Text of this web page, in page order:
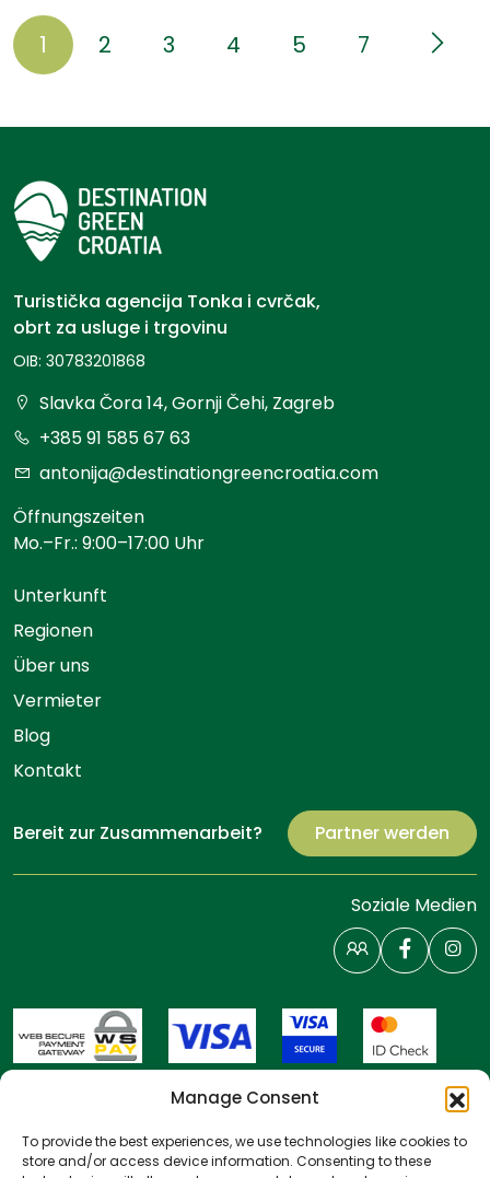
Manage Consent
To provide the best experiences, we use technologies like cookies to
store and/or access device information. Consenting to these
1 2 3 4 5 7
Turistička agencija Tonka i cvrčak,
obrt za usluge i trgovinu
OIB: 30783201868
Slavka Čora 14, Gornji Čehi, Zagreb
+385 91 585 67 63
antonija@destinationgreencroatia.com
Öffnungszeiten
Mo.–Fr.: 9:00–17:00 Uhr
Unterkunft
Regionen
Über uns
Vermieter
Blog
Kontakt
Bereit zur Zusammenarbeit? Partner werden
Soziale Medien
Besitzer-Login